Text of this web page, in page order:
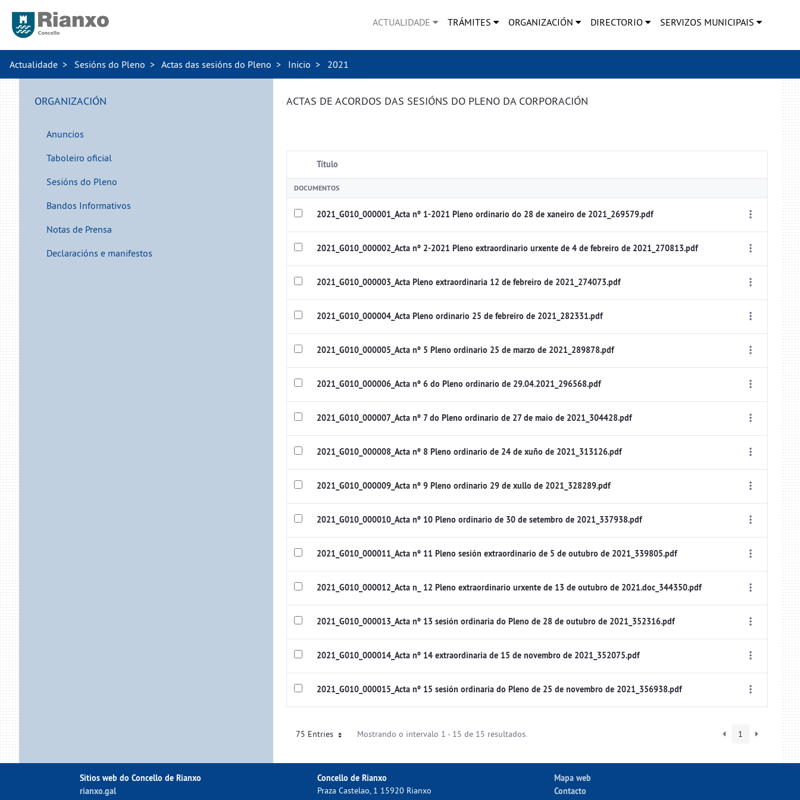
ACTUALIDADE TRÁMITES ORGANIZACIÓN DIRECTORIO SERVIZOS MUNICIPAIS
Actualidade Sesións do Pleno Actas das sesións do Pleno Inicio 2021
ORGANIZACIÓN
Anuncios
Taboleiro oficial
Sesións do Pleno
Bandos Informativos
Notas de Prensa
Declaracións e manifestos
ACTAS DE ACORDOS DAS SESIÓNS DO PLENO DA CORPORACIÓN
Título
DOCUMENTOS
2021_G010_000001_Acta nº 1-2021 Pleno ordinario do 28 de xaneiro de 2021_269579.pdf
2021_G010_000002_Acta nº 2-2021 Pleno extraordinario urxente de 4 de febreiro de 2021_270813.pdf
2021_G010_000003_Acta Pleno extraordinaria 12 de febreiro de 2021_274073.pdf
2021_G010_000004_Acta Pleno ordinario 25 de febreiro de 2021_282331.pdf
2021_G010_000005_Acta nº 5 Pleno ordinario 25 de marzo de 2021_289878.pdf
2021_G010_000006_Acta nº 6 do Pleno ordinario de 29.04.2021_296568.pdf
2021_G010_000007_Acta nº 7 do Pleno ordinario de 27 de maio de 2021_304428.pdf
2021_G010_000008_Acta nº 8 Pleno ordinario de 24 de xuño de 2021_313126.pdf
2021_G010_000009_Acta nº 9 Pleno ordinario 29 de xullo de 2021_328289.pdf
2021_G010_000010_Acta nº 10 Pleno ordinario de 30 de setembro de 2021_337938.pdf
2021_G010_000011_Acta nº 11 Pleno sesión extraordinario de 5 de outubro de 2021_339805.pdf
2021_G010_000012_Acta n_ 12 Pleno extraordinario urxente de 13 de outubro de 2021.doc_344350.pdf
2021_G010_000013_Acta nº 13 sesión ordinaria do Pleno de 28 de outubro de 2021_352316.pdf
2021_G010_000014_Acta nº 14 extraordinaria de 15 de novembro de 2021_352075.pdf
2021_G010_000015_Acta nº 15 sesión ordinaria do Pleno de 25 de novembro de 2021_356938.pdf
75 Entries Mostrando o intervalo 1 - 15 de 15 resultados. 1
Sitios web do Concello de Rianxo
rianxo.gal
Concello de Rianxo
Praza Castelao, 1 15920 Rianxo
Mapa web
Contacto